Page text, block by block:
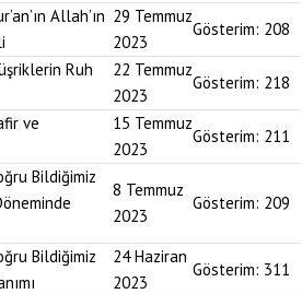
Allah’ın 29 Temmuz
2023
Gösterim: 208
Ruh
22 Temmuz
2023
Gösterim: 218
ve
15 Temmuz
2023
Gösterim: 211
Bildiğimiz
8 Temmuz
2023
Gösterim: 209
Bildiğimiz
24 Haziran
2023
Gösterim: 311